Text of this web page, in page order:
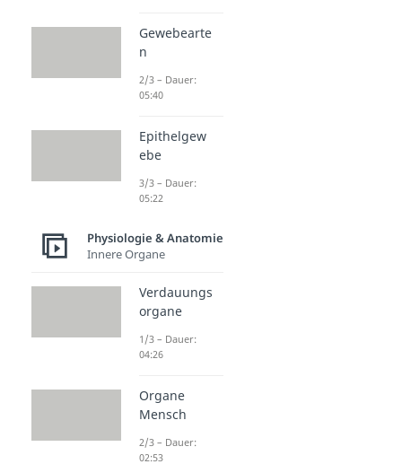
Gewebearte
n
2/3 – Dauer:
05:40
Epithelgew
ebe
3/3 – Dauer:
05:22
Physiologie & Anatomie
Innere Organe
Verdauungs
organe
1/3 – Dauer:
04:26
Organe
Mensch
2/3 – Dauer:
02:53